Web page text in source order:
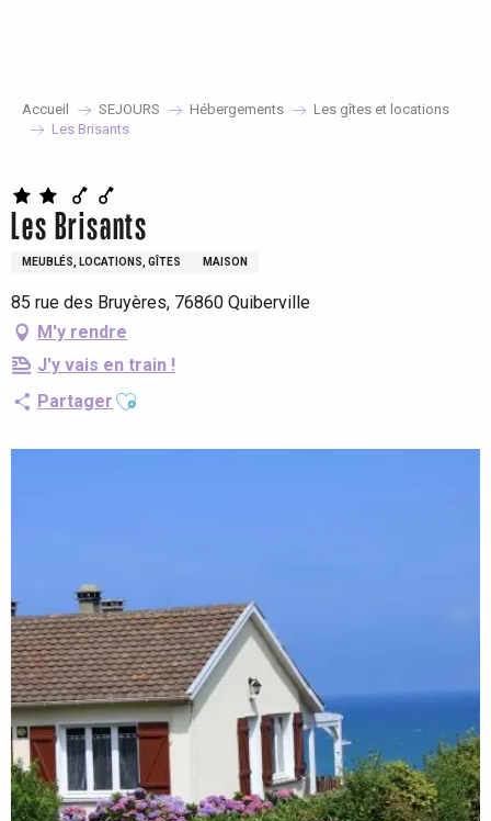
Accueil SEJOURS Hébergements
Les gîtes et locations
Les Brisants
Les Brisants
MEUBLÉS, LOCATIONS, GÎTES MAISON
85 rue des Bruyères, 76860 Quiberville
M'y rendre
J'y vais en train !
Partager Ajouter aux favoris